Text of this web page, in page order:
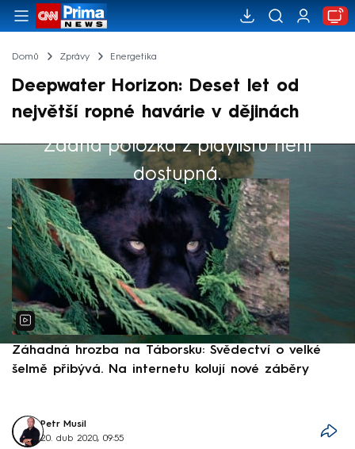
Domů Zprávy Energetika
Deepwater Horizon: Deset let od
největší ropné havárie v dějinách
Žádná položka z playlistu není
dostupná.
Výběr redakce
Záhadná hrozba na Táborsku: Svědectví o velké
šelmě přibývá. Na internetu kolují nové záběry
Petr Musil
20. dub 2020, 09:55